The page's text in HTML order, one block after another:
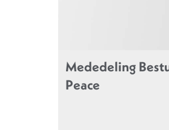
Mededeling
Peace